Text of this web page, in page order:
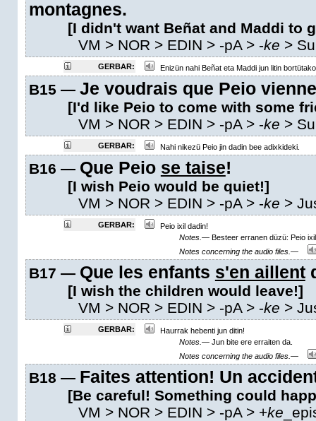
montagnes.
[I didn't want Beñat and Maddi to
VM > NOR > EDIN > -pA> -ke >
GERBAR: Enizün nahi Beñat eta Maddi jun litin
B15 — Je voudrais que Peio
[I'd like Peio to come with some
VM > NOR > EDIN > -pA> -ke >
GERBAR: Nahi nikezü Peio jin dadin bee adixkideki.
B16 — Que Peio se taise!
[I wish Peio would be quiet!]
VM > NOR > EDIN > -pA> -ke >
GERBAR:
Peio ixil dadin!
Notes.—Besteer erranen düzü: Peio
Notes concerning the audio files.—
B17 — Que les enfants s'en aillent
[I wish the children would leave!]
VM > NOR > EDIN > -pA> -ke >
GERBAR:
Haurrak hebenti jun ditin!
Notes.—Jun bite ere erraiten da.
Notes concerning the audio files.—
B18 — Faites attention! Un
[Be careful! Something could
VM > NOR > EDIN > -pA> +ke